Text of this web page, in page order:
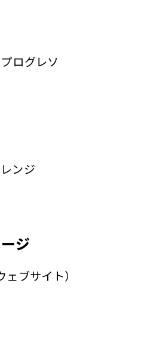
ログレソ
ンジ
ジ
ェブサイト）